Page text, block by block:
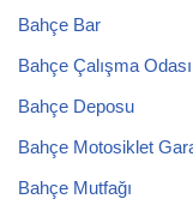
Bahçe Bar
Bahçe Çalışma Odası
Bahçe Deposu
Bahçe Motosiklet
Bahçe Mutfağı